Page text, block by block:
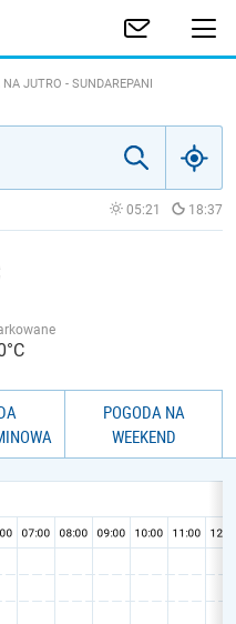
NA JUTRO - SUNDAREPANI
05:21 18:37
POGODA NA
WEEKEND